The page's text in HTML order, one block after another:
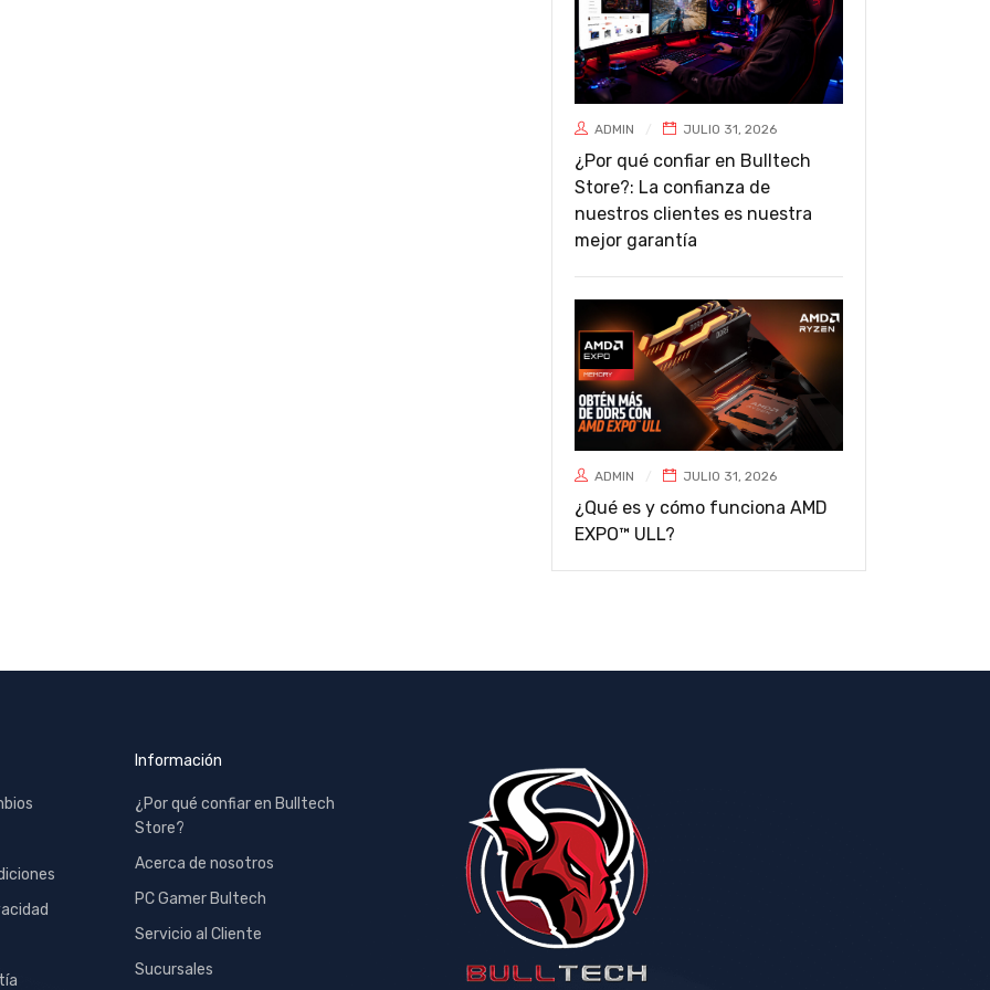
ADMIN JULIO 31, 2026
¿Por qué confiar en Bulltech
Store?: La confianza de
nuestros clientes es nuestra
mejor garantía
ADMIN JULIO 31, 2026
¿Qué es y cómo funciona AMD
EXPO™ ULL?
Información
¿Por qué confiar en Bulltech
Store?
Acerca de nosotros
PC Gamer Bultech
Servicio al Cliente
Sucursales